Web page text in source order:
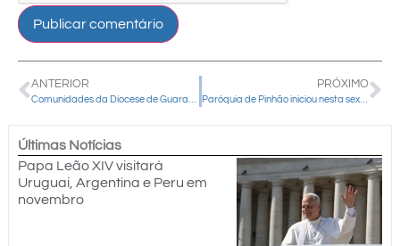
ANTERIOR PRÓXIMO
Paróquia de Pinhão iniciou nesta sexta-feira, 29 de maio, o Novenário do Divino em clima de Jubileu
Últimas Notícias
Papa Leão XIV visitará
Uruguai, Argentina e Peru em
novembro